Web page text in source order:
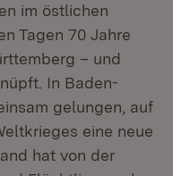
im östlichen
Tagen 70 Jahre
– und
In Baden-
gelungen, auf
eine neue
hat von der